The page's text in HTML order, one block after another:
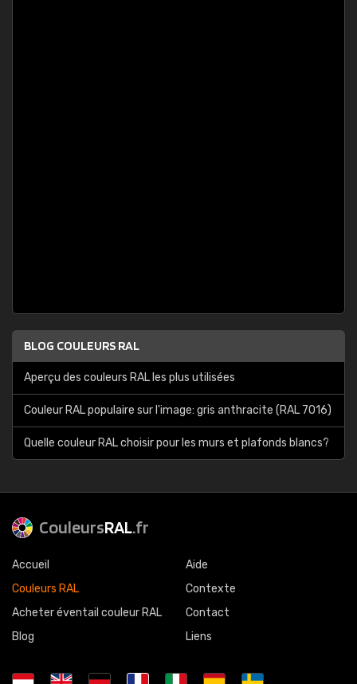
BLOG COULEURS RAL
Aperçu des couleurs RAL les plus utilisées
Couleur RAL populaire sur l'image: gris anthracite (RAL 7016)
Quelle couleur RAL choisir pour les murs et plafonds blancs?
CouleursRAL.fr
Accueil
Couleurs RAL
Acheter éventail couleur RAL
Blog
Aide
Contexte
Contact
Liens